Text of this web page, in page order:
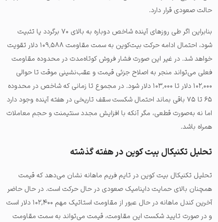
حالت صعودی قرار دارد.
بنابراین اگر طی روزهای آینده شاخص دوباره به بالای ۷۰ برگردد یا تثبیت
شود، احتمال ادامه حرکت بیت‌کوین به سمت مقاومت ۱۰۹٬۵۸۸ دلار تقویت
خواهد شد. در غیر این صورت فشار فروش کوتاه‌مدت در محدوده مقاومت
فعلی می‌تواند منجر به اصلاح جزئی قیمت و عقب‌نشینی موقت تا حوالی
۱۰۲٬۰۰۰ دلار تا ۱۰۳٬۰۰۰ دلار شود. در مجموع تا زمانی که شاخص در محدوده
۶۵ تا ۷۵ باقی بماند احتمال شکست سقف تاریخی در هفته آینده وجود دارد
اما نه به‌صورت قطعی، مگر آنکه با افزایش مجدد سنتیمنت و حجم معاملات
همراه باشد.
تحلیل تکنیکال بیت کوین در هفته گذشته
تحلیل تکنیکال بیت کوین در تایم فریم ماهانه نشان می‌دهد که قیمت
همچنان بالای حمایت داینامیک صعودی در حال حرکت است. در حال حاضر
آخرین کندل ماهانه در حال عبور از مقاومت استاتیک مهم ۱۰۲,۴۰۰ دلار است
و در صورت تایید شکست این مقاومت، قیمت می‌تواند به سمت مقاومت